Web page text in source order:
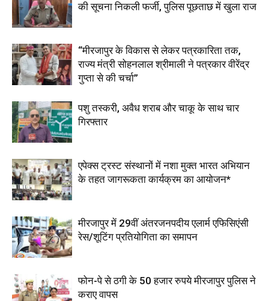
की सूचना निकली फर्जी, पुलिस पूछताछ में खुला राज
“मीरजापुर के विकास से लेकर पत्रकारिता तक,
राज्य मंत्री सोहनलाल श्रीमाली ने पत्रकार वीरेंद्र
गुप्ता से की चर्चा”
पशु तस्करी, अवैध शराब और चाकू के साथ चार
गिरफ्तार
एपेक्स ट्रस्ट संस्थानों में नशा मुक्त भारत अभियान
के तहत जागरूकता कार्यक्रम का आयोजन*
मीरजापुर में 29वीं अंतरजनपदीय एलार्म एफिसिएंसी
रेस/शूटिंग प्रतियोगिता का समापन
फोन-पे से ठगी के 50 हजार रुपये मीरजापुर पुलिस ने
कराए वापस